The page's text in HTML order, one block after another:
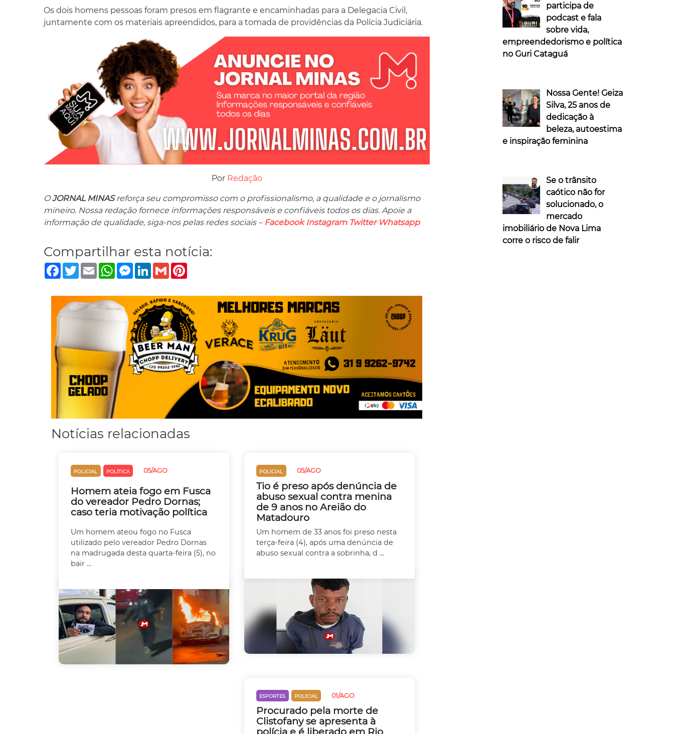
Os dois homens pessoas foram presos em flagrante e encaminhadas para a Delegacia Civil,
juntamente com os materiais apreendidos, para a tomada de providências da Polícia Judiciária.
Por Redação
OJORNAL MINASreforça seu compromisso com o profissionalismo, a qualidade e o jornalismo
mineiro. Nossa redação fornece informações responsáveis ​​e confiáveis ​​todos os dias. Apoie a
informação de qualidade, siga-nos pelas redes sociais – Facebook Instagram Twitter Whatsapp
Compartilhar esta notícia:
Facebook
TwitterEmailWhatsApp
Messenger
LinkedIn
Gmail
Notícias relacionadas
POLICIAL POLÍTICA 05/AGO
Homem ateia fogo em Fusca
do vereador Pedro Dornas;
caso teria motivação política
Um homem ateou fogo no Fusca
utilizado pelo vereador Pedro Dornas
na madrugada desta quarta-feira (5), no
bair ...
POLICIAL 05/AGO
Tio é preso após denúncia de
abuso sexual contra menina
de 9 anos no Areião do
Matadouro
Um homem de 33 anos foi preso nesta
terça-feira (4), após uma denúncia de
abuso sexual contra a sobrinha, d ...
ESPORTES POLICIAL 01/AGO
Procurado pela morte de
Clistofany se apresenta à
participa de
podcast e fala
sobre vida,
empreendedorismo e política
no Guri Cataguá
Nossa Gente! Geiza
Silva, 25 anos de
dedicação à
beleza, autoestima
e inspiração feminina
Se o trânsito
caótico não for
solucionado, o
mercado
imobiliário de Nova Lima
corre o risco de falir